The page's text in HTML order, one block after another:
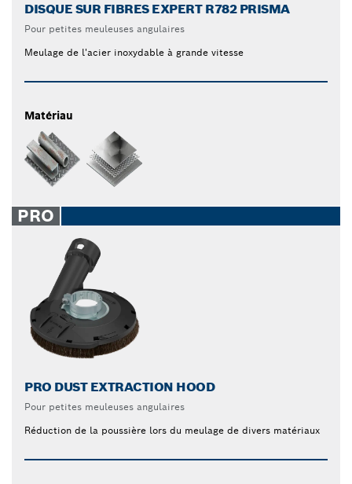
DISQUE SUR FIBRES EXPERT R782 PRISMA
Pour petites meuleuses angulaires
Meulage de l'acier inoxydable à grande vitesse
Matériau
PRO
PRO DUST EXTRACTION HOOD
Pour petites meuleuses angulaires
Réduction de la poussière lors du meulage de divers matériaux